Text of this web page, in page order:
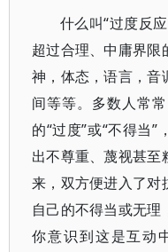
什么叫“过度反
超过合理、中庸界限
神，体态，语言，音
间等等。多数人常
的“过度”或“不得当
出不尊重、蔑视甚至
来，双方便进入了对
自己的不得当或无
你意识到这是互动